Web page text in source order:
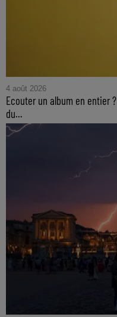
4 août 2026
Ecouter un album en entier
du...